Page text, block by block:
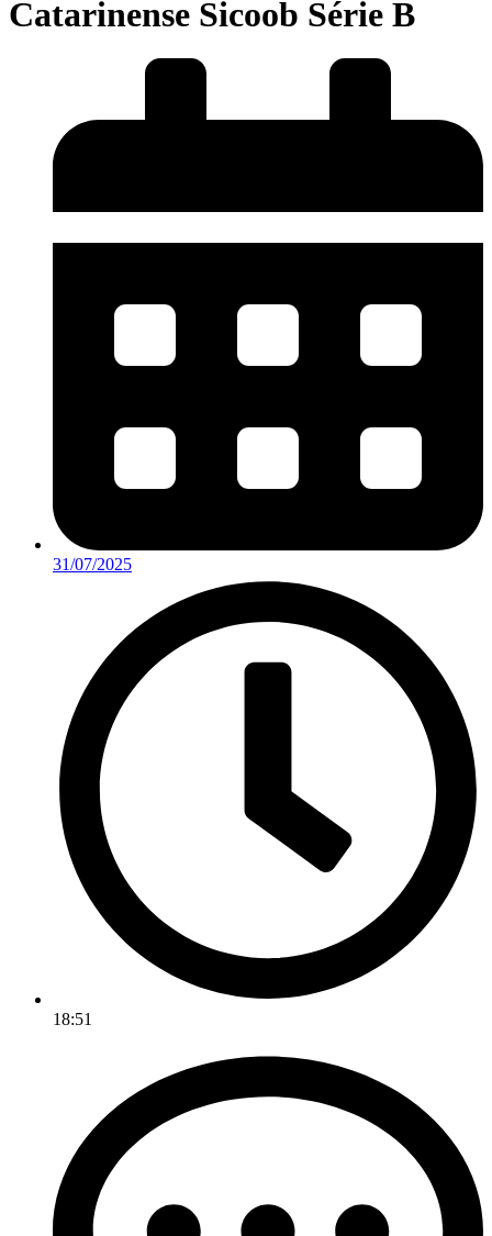
Catarinense Sicoob Série B
31/07/2025
18:51